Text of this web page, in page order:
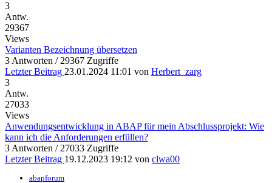
3
Antw.
29367
Views
Varianten Bezeichnung übersetzen
3 Antworten / 29367 Zugriffe
Letzter Beitrag 23.01.2024 11:01 von Herbert_zarg
3
Antw.
27033
Views
Anwendungsentwicklung in ABAP für mein Abschlussprojekt: Wie
kann ich die Anforderungen erfüllen?
3 Antworten / 27033 Zugriffe
Letzter Beitrag 19.12.2023 19:12 von clwa00
abapforum